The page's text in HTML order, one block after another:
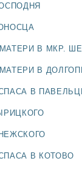
В МКР.
В
В
В КОТОВО